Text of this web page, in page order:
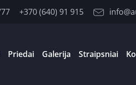
+370 (640) 91 915
Priedai Galerija Straipsniai